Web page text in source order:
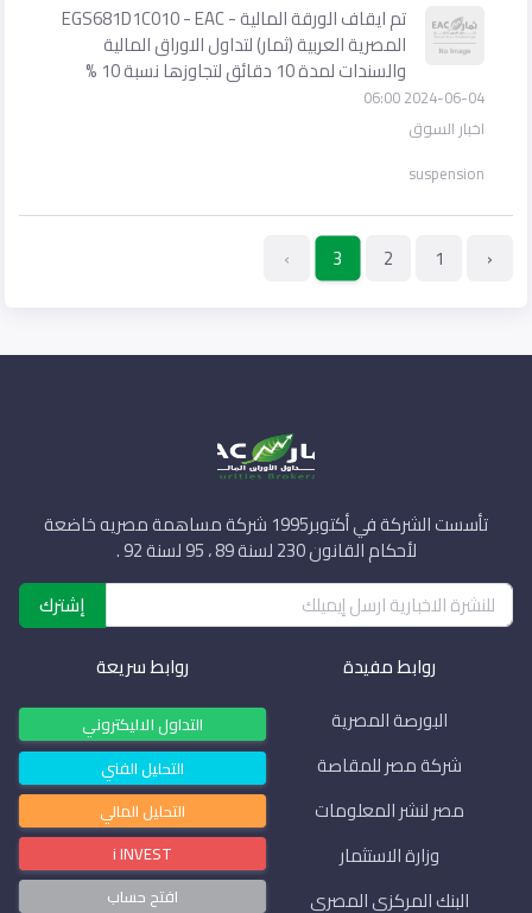
تم ايقاف الورقة المالية - EGS681D1C010 - EAC
المصرية العربية (ثمار) لتداول الاوراق المالية
والسندات لمدة 10 دقائق لتجاوزها نسبة 10 %
2024-06-04 06:00
اخبار السوق
suspension
‹
1
2
3
›
تأسست الشركة في أكتوبر1995 شركة مساهمة مصريه خاضعة
لأحكام القانون 230 لسنة 89 ، 95 لسنة 92 .
إشترك
روابط مفيدة
البورصة المصرية
شركة مصر للمقاصة
مصر لنشر المعلومات
وزارة الاستثمار
البنك المركزي المصري
روابط سريعة
التداول الاليكتروني
التحليل الفني
التحليل المالي
i INVEST
افتح حساب